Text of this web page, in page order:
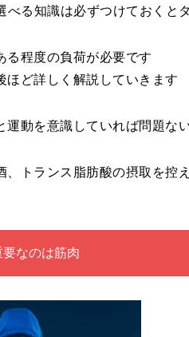
べる知識は必ずつけておくと
る程度の負荷が必要です
ほど詳しく解説していきます
運動を意識していれば問題な
、トランス脂肪酸の摂取を控
なのは筋肉